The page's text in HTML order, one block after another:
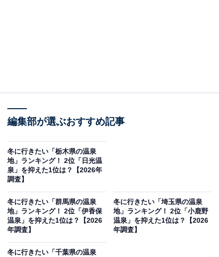
編集部が選ぶおすすめ記事
冬に行きたい「栃木県の温泉
地」ランキング！ 2位「日光温
泉」を抑えた1位は？【2026年
調査】
冬に行きたい「群馬県の温泉
地」ランキング！ 2位「伊香保
温泉」を抑えた1位は？【2026
年調査】
冬に行きたい「埼玉県の温泉
地」ランキング！ 2位「小鹿野
温泉」を抑えた1位は？【2026
年調査】
冬に行きたい「千葉県の温泉